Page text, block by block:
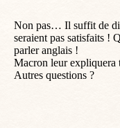
Non pas… Il suffit de
seraient pas satisfaits !
parler anglais !
Macron leur
Autres questions ?